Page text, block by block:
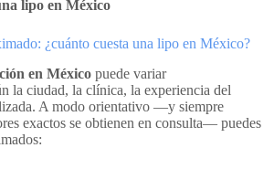
lipo en México
¿cuánto cuesta una lipo en México?
en México puede variar
la ciudad, la clínica, la experiencia del
A modo orientativo —y siempre
exactos se obtienen en consulta— puedes